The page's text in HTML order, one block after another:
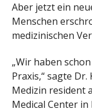
Aber jetzt ein
Menschen
medizinischen
„Wir haben
Praxis,“ sagte
Medizin resident
Medical Center in